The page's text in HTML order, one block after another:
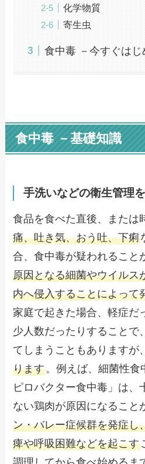
化学物質
寄生虫
食中毒 －今すぐは
食中毒 －基礎知識
手洗いなどの衛生管理
食品を食べた直後、または
痛、吐き気、おう吐、下痢
合、食中毒が疑われること
原因となる細菌やウイルス
内へ侵入することによって
家庭で起きた場合、軽症だ
少人数だったりすることで
てしまうこともありますが
ります。例えば、細菌性食
ピロバクター食中毒」は、
ない鶏肉が原因になること
ン・バレー症候群を発症し
痺や呼吸困難などを起こす